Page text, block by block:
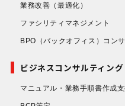
業務改善 （最適化）
ファシリティマネジメント
BPO（バックオフィス）コン
ビジネスコンサルティング
マニュアル・業務手順書作成支